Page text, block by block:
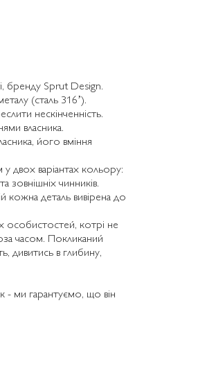
бренду Sprut Design.
(сталь 316ʼ).
нескінченність.
власника.
його вміння
двох варіантах кольору:
зовнішніх чинників.
кожна деталь вивірена до
особистостей, котрі не
часом. Покликаний
дивитись в глибину,
- ми гарантуємо, що він